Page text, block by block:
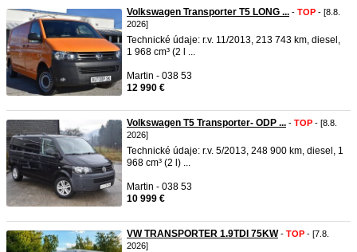
Volkswagen Transporter T5 LONG ... - TOP - [8.8.
2026]
Technické údaje: r.v. 11/2013, 213 743 km, diesel,
1 968 cm³ (2 l ...
Martin - 038 53
12 990 €
Volkswagen T5 Transporter- ODP ... - TOP - [8.8.
2026]
Technické údaje: r.v. 5/2013, 248 900 km, diesel, 1
968 cm³ (2 l) ...
Martin - 038 53
10 999 €
VW TRANSPORTER 1.9TDI 75KW- TOP - [7.8.
2026]